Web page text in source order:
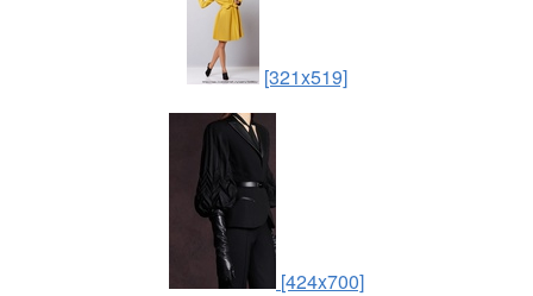
[321x519]
[424x700]